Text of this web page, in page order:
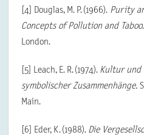
[4] Douglas, M. P. (1966). Purity
Concepts of Pollution and Taboo
London.
[5] Leach, E. R. (1974). Kultur und
symbolischer Zusammenhänge.
Main.
[6] Eder, K. (1988). Die